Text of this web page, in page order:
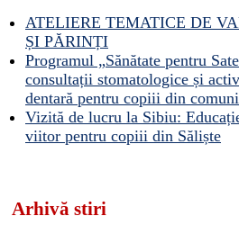
ATELIERE TEMATICE DE
ȘI PĂRINȚI
Programul „Sănătate pentru
consultații stomatologice și
dentară pentru copiii din
Vizită de lucru la Sibiu:
viitor pentru copiii din Săliște
Arhivă stiri